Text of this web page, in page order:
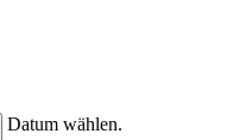
Datum wählen.